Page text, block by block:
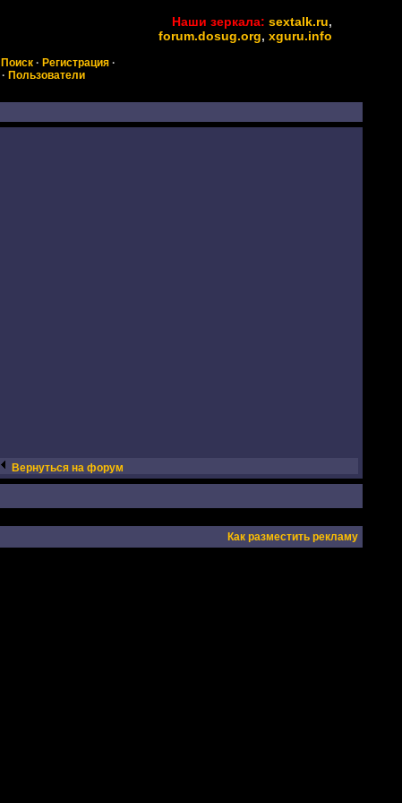
Наши зеркала: sextalk.ru,
forum.dosug.org, xguru.info
Поиск· Регистрация·
· Пользователи
Вернуться на форум
Как разместить рекламу